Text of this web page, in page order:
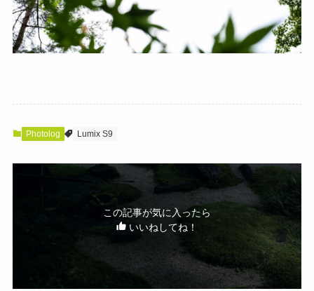
Photolog Lumix S9
この記事が気に入ったら
いいねしてね！